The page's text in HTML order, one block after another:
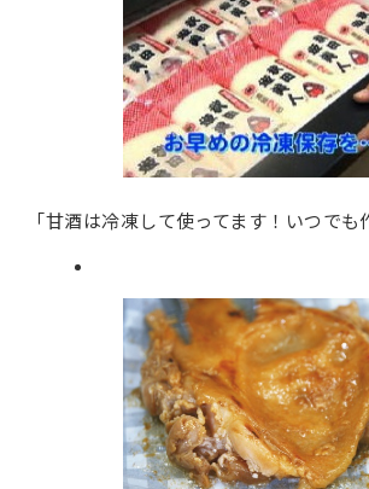
「甘酒は冷凍して使ってます！いつでも